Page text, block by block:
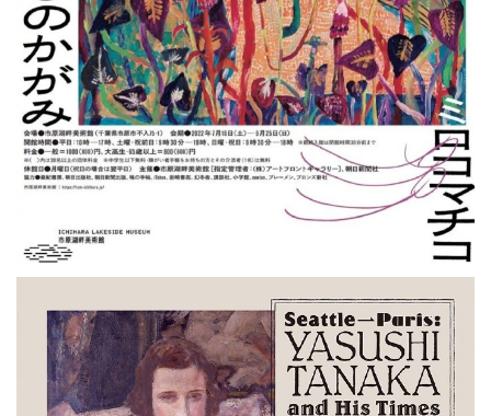
空
间
艺
术
业
登录 注册